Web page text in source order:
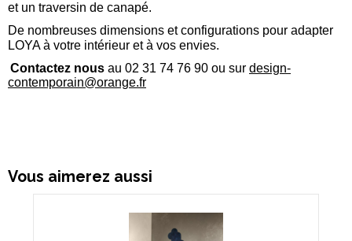
et un traversin de canapé.
De nombreuses dimensions et configurations pour adapter
LOYA à votre intérieur et à vos envies.
Contactez nous au 02 31 74 76 90 ou sur design-
contemporain@orange.fr
Vous aimerez aussi